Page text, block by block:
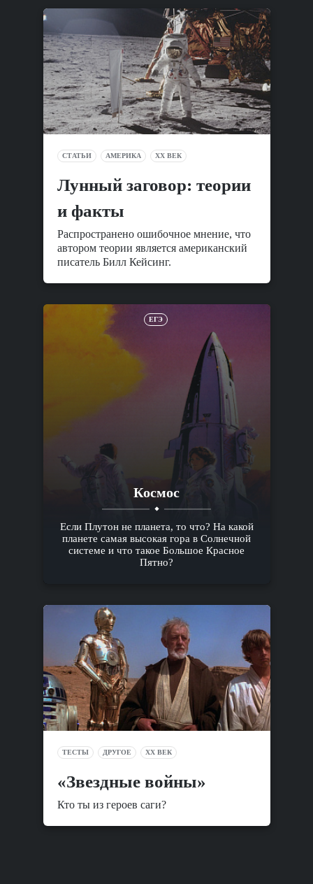
СТАТЬИ АМЕРИКА XX ВЕК
Лунный заговор: теории
и факты
Распространено ошибочное мнение, что
автором теории является американский
писатель Билл Кейсинг.
ЕГЭ
Космос
Если Плутон не планета, то что? На какой
планете самая высокая гора в Солнечной
системе и что такое Большое Красное
Пятно?
ТЕСТЫ ДРУГОЕ XX ВЕК
«Звездные войны»
Кто ты из героев саги?